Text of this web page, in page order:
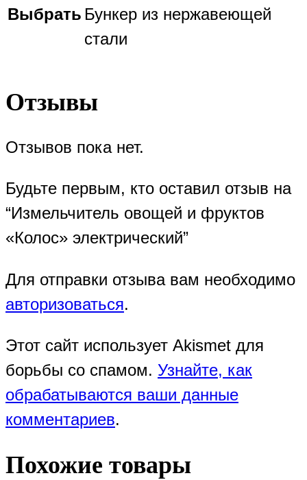
Выбрать Бункер из нержавеющей
стали
Отзывы
Отзывов пока нет.
Будьте первым, кто оставил отзыв на
“Измельчитель овощей и фруктов
«Колос» электрический”
Для отправки отзыва вам необходимо
авторизоваться.
Этот сайт использует Akismet для
борьбы со спамом. Узнайте, как
обрабатываются ваши данные
комментариев.
Похожие товары